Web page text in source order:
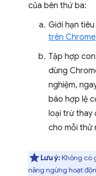
của bên thứ ba:
Giới hạn
trên Chrome
Tập hợp
dùng
nghiệm,
báo hợp lệ
loại trừ thay
cho mỗi thử
Lưu ý:Không có
năng ngừng hoạt